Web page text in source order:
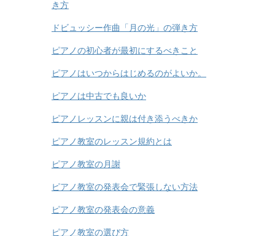
き方
ドビュッシー作曲「月の光」の弾き方
ピアノの初心者が最初にするべきこと
ピアノはいつからはじめるのがよいか。
ピアノは中古でも良いか
ピアノレッスンに親は付き添うべきか
ピアノ教室のレッスン規約とは
ピアノ教室の月謝
ピアノ教室の発表会で緊張しない方法
ピアノ教室の発表会の意義
ピアノ教室の選び方